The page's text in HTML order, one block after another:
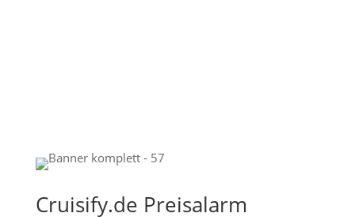
Cruisify.de Preisalarm